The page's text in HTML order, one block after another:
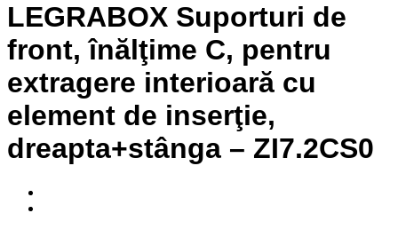
LEGRABOX Suporturi de
front, înălţime C, pentru
extragere interioară cu
element de inserţie,
dreapta+stânga – ZI7.2CS0